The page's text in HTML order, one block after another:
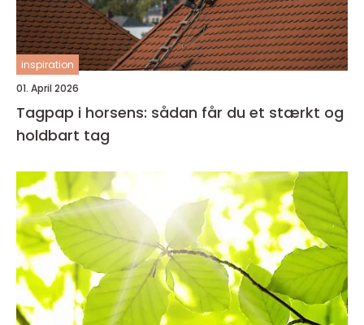
inspiration
01. April 2026
Tagpap i horsens: sådan får du et stærkt og
holdbart tag